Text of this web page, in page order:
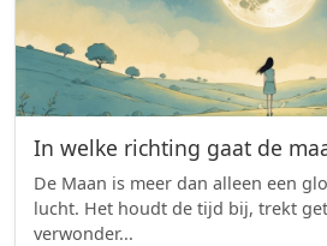
In welke richting gaat de
De Maan is meer dan alleen een
lucht. Het houdt de tijd bij, trekt
verwonder...